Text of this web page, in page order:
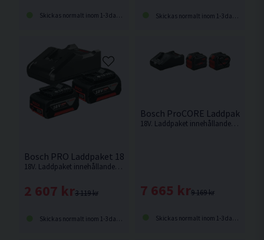
Skickas normalt inom 1-3 dagar Skickas normalt inom 1-3 dagar
Bosch PRO Laddpaket 18V (2x4,0Ah)
18V. Laddpaket innehållande 2st 4,0Ah batterier och snabbladdare från Bosch
3 119 kr
2 607 kr
Skickas normalt inom 1-3 dagar
Bosch ProCORE Laddpaket
18V. Laddpaket innehållande 2st 12,0Ah ProCORE batterier och snabbladdare från Bosch
9 169 kr
7 665 kr
Skickas normalt inom 1-3 dagar